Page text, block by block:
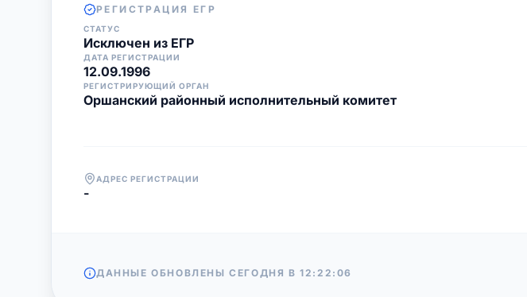
РЕГИСТРАЦИЯ ЕГР
СТАТУС
Исключен из ЕГР
ДАТА РЕГИСТРАЦИИ
12.09.1996
РЕГИСТРИРУЮЩИЙ ОРГАН
Оршанский районный исполнительный комитет
АДРЕС РЕГИСТРАЦИИ
-
ДАННЫЕ ОБНОВЛЕНЫ СЕГОДНЯ В12:22:06